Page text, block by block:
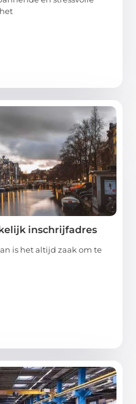
inschrijfadres
is het altijd zaak om te